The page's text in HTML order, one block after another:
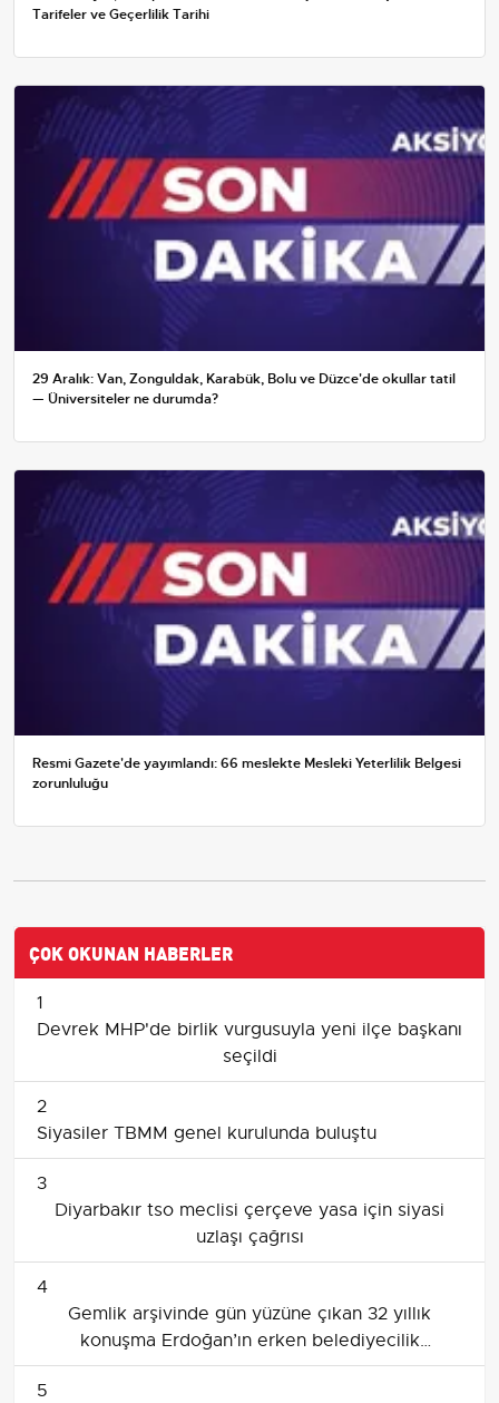
Tarifeler ve Geçerlilik Tarihi
29 Aralık: Van, Zonguldak, Karabük, Bolu ve Düzce'de okullar tatil
— Üniversiteler ne durumda?
Resmi Gazete'de yayımlandı: 66 meslekte Mesleki Yeterlilik Belgesi
zorunluluğu
ÇOK OKUNAN HABERLER
1
Devrek MHP'de birlik vurgusuyla yeni ilçe başkanı
seçildi
2
Siyasiler TBMM genel kurulunda buluştu
3
Diyarbakır tso meclisi çerçeve yasa için siyasi
uzlaşı çağrısı
4
Gemlik arşivinde gün yüzüne çıkan 32 yıllık
konuşma Erdoğan’ın erken belediyecilik
vizyonunu hatırlatıyor
5